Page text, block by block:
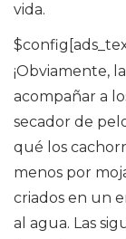
vida.
¡Obviamente,
acompañar a
secador de
qué los
menos por
criados en un
al agua. Las